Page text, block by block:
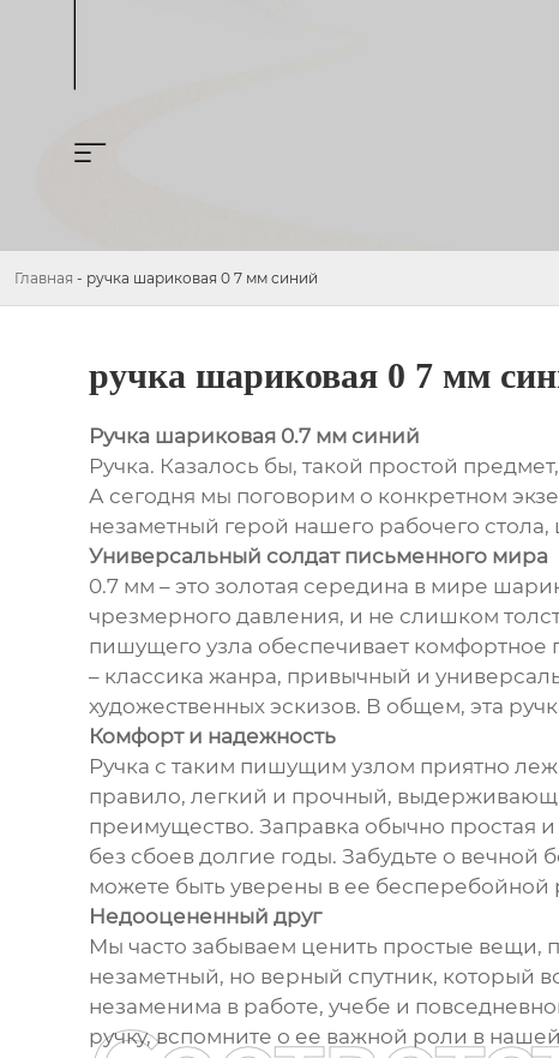
Главная - ручка шариковая 0 7 мм синий
ручка шариковая 0 7 мм
Ручка шариковая 0.7 мм синий
Ручка. Казалось бы, такой простой
А сегодня мы поговорим о конкретном
незаметный герой нашего рабочего
Универсальный солдат письменного мира
0.7 мм – это золотая середина в мире
чрезмерного давления, и не слишком
пишущего узла обеспечивает комфортное
– классика жанра, привычный и
художественных эскизов. В общем, эта
Комфорт и надежность
Ручка с таким пишущим узлом приятно
правило, легкий и прочный,
преимущество. Заправка обычно простая
без сбоев долгие годы. Забудьте о
можете быть уверены в ее бесперебойной
Недооцененный друг
Мы часто забываем ценить простые вещи,
незаметный, но верный спутник, который
незаменима в работе, учебе и
ручку, вспомните о ее важной роли в